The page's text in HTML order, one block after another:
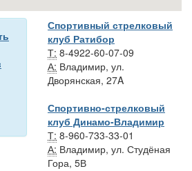
Спортивный стрелковый
клуб Ратибор
Т: 8-4922-60-07-09
А: Владимир, ул.
Дворянская, 27A
Спортивно-стрелковый
клуб Динамо-Владимир
Т: 8-960-733-33-01
А: Владимир, ул. Студёная
Гора, 5В